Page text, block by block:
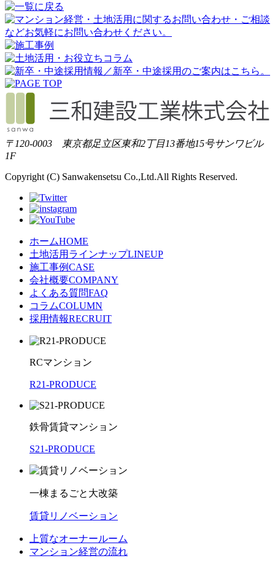
〒120-0003 東京都足立区東和2丁目13番地15号サンワビル
1F
Copyright (C) Sanwakensetsu Co.,Ltd.All Rights Reserved.
ホームHOME
土地活用ラインナップLINEUP
施工事例CASE
会社概要COMPANY
よくある質問FAQ
コラムCOLUMN
採用情報RECRUIT
RCマンション
R21-PRODUCE
鉄骨賃貸マンション
S21-PRODUCE
一棟まるごと大改築
賃貸リノベーション
上質なオーナールーム
マンション経営の流れ